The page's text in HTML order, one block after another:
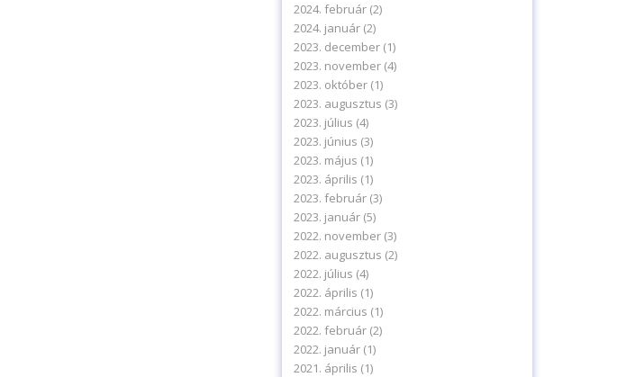
2024. február(2)
2024. január(2)
2023. december(1)
2023. november(4)
2023. október(1)
2023. augusztus (3)
2023. július (4)
2023. június (3)
2023. május (1)
2023. április (1)
2023. február(3)
2023. január(5)
2022. november(3)
2022. augusztus (2)
2022. július (4)
2022. április (1)
2022. március (1)
2022. február(2)
2022. január(1)
2021. április (1)
Iratkozzon fel hírlevelünkre!
A feliratkozással elfogadja az adatvédelmi tájékoztatónkat.